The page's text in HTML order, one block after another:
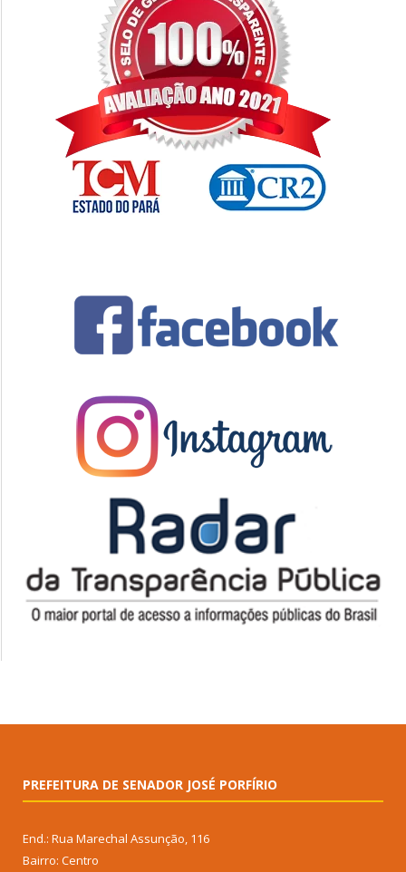
PREFEITURA DE SENADOR JOSÉ PORFÍRIO
End.: Rua Marechal Assunção, 116
Bairro: Centro